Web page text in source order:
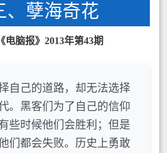
、孽海奇花
电脑报》2013年第43期
自己的道路，却无法选择
。黑客们为了自己的信仰
些时候他们会胜利；但是
们都会失败。历史上勇敢